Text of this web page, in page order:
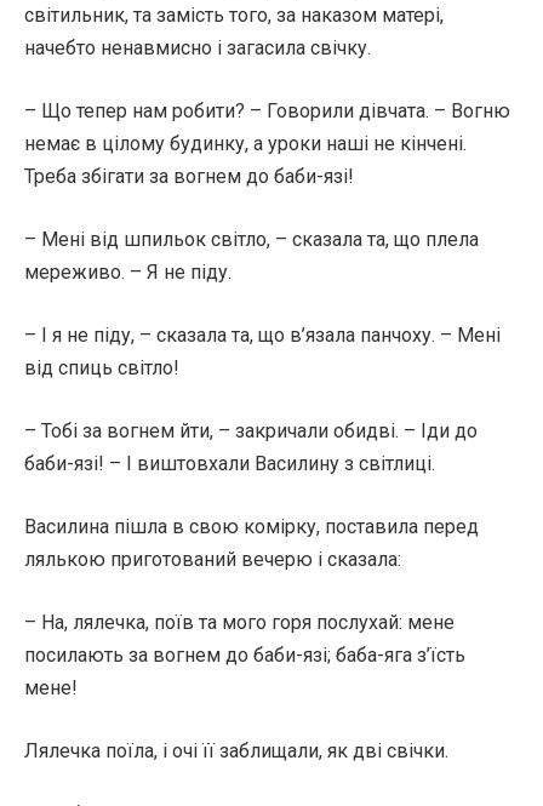
світильник, та замість того, за наказом матері,
начебто ненавмисно і загасила свічку.
– Що тепер нам робити? – Говорили дівчата. – Вогню
немає в цілому будинку, а уроки наші не кінчені.
Треба збігати за вогнем до баби-язі!
– Мені від шпильок світло, – сказала та, що плела
мереживо. – Я не піду.
– І я не піду, – сказала та, що в’язала панчоху. – Мені
від спиць світло!
– Тобі за вогнем йти, – закричали обидві. – Іди до
баби-язі! – І виштовхали Василину з світлиці.
Василина пішла в свою комірку, поставила перед
лялькою приготований вечерю і сказала:
– На, лялечка, поїв та мого горя послухай: мене
посилають за вогнем до баби-язі; баба-яга з’їсть
мене!
Лялечка поїла, і очі її заблищали, як дві свічки.